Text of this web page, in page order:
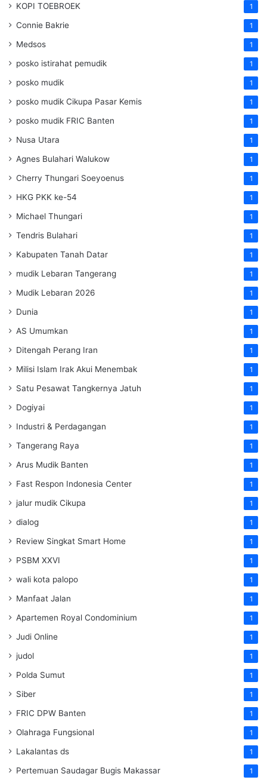
KOPI TOEBROEK 1
Connie Bakrie 1
Medsos 1
posko istirahat pemudik 1
posko mudik 1
posko mudik Cikupa Pasar Kemis 1
posko mudik FRIC Banten 1
Nusa Utara 1
Agnes Bulahari Walukow 1
Cherry Thungari Soeyoenus 1
HKG PKK ke-54 1
Michael Thungari 1
Tendris Bulahari 1
Kabupaten Tanah Datar 1
mudik Lebaran Tangerang 1
Mudik Lebaran 2026 1
Dunia 1
AS Umumkan 1
Ditengah Perang Iran 1
Milisi Islam Irak Akui Menembak 1
Satu Pesawat Tangkernya Jatuh 1
Dogiyai 1
Industri & Perdagangan 1
Tangerang Raya 1
Arus Mudik Banten 1
Fast Respon Indonesia Center 1
jalur mudik Cikupa 1
dialog 1
Review Singkat Smart Home 1
PSBM XXVI 1
wali kota palopo 1
Manfaat Jalan 1
Apartemen Royal Condominium 1
Judi Online 1
judol 1
Polda Sumut 1
Siber 1
FRIC DPW Banten 1
Olahraga Fungsional 1
Lakalantas ds 1
Pertemuan Saudagar Bugis Makassar 1